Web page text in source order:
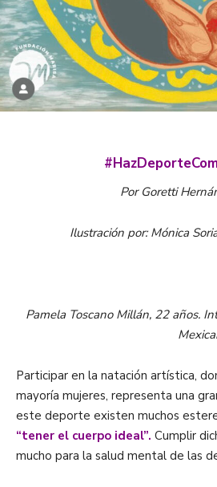
Por Goretti
Ilustración por: Mónica
Pamela Toscano Millán, 22 años.
Participar en la natación artística,
mayoría mujeres, representa una
este deporte existen muchos
“tener el cuerpo ideal”. Cumplir
mucho para la salud mental de las